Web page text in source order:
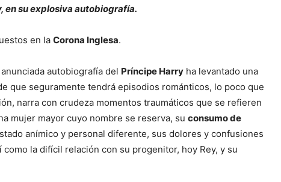
en su explosiva autobiografía.
en la Corona Inglesa.
autobiografía del Príncipe Harry ha levantado una
que seguramente tendrá episodios románticos, lo poco que
narra con crudeza momentos traumáticos que se refieren
mujer mayor cuyo nombre se reserva, su consumo de
anímico y personal diferente, sus dolores y confusiones
la difícil relación con su progenitor, hoy Rey, y su